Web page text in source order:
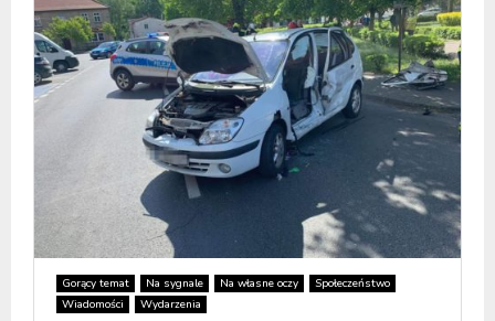
Gorący temat Na sygnale Na własne oczy
Społeczeństwo
Wiadomości
Wydarzenia